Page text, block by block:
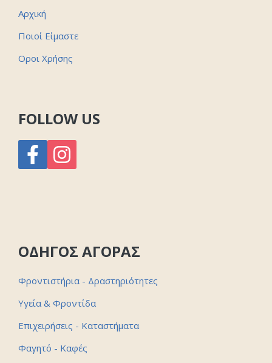
Αρχική
Ποιοί Είμαστε
Οροι Χρήσης
FOLLOW US
ΟΔΗΓΟΣ ΑΓΟΡΑΣ
Φροντιστήρια - Δραστηριότητες
Υγεία & Φροντίδα
Επιχειρήσεις - Καταστήματα
Φαγητό - Καφές